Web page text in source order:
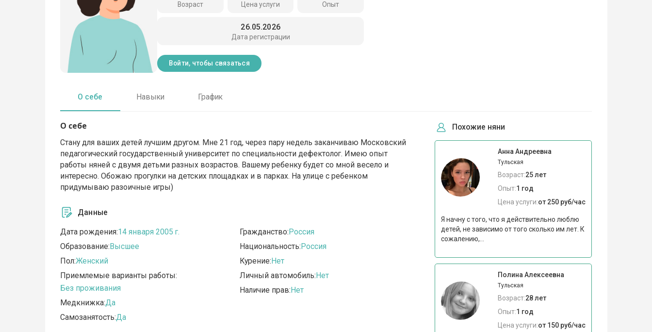
Возраст Цена услуги Опыт
Дата регистрации
26.05.2026
Войти, чтобы связаться
О себе Навыки График
О себе
Стану для ваших детей лучшим другом. Мне 21 год, через пару недель заканчиваю Московский
педагогический государственный университет по специальности дефектолог. Имею опыт
работы няней с двумя детьми разных возрастов. Вашему ребенку будет со мной весело и
интересно. Обожаю прогулки на детских площадках и в парках. На улице с ребенком
придумываю разоичные игры)
Данные
Дата рождения:14 января 2005 г.
Образование:Высшее
Пол:Женский
Приемлемые варианты работы:
Без проживания
Медкнижка:Да
Самозанятость:Да
Гражданство:Россия
Национальность:Россия
Курение:Нет
Личный автомобиль:Нет
Наличие прав:Нет
Похожие няни
Анна Андреевна
Тульская
Возраст:25 лет
Опыт:1 год
Цена услуги:от 250 руб/час
Я начну с того, что я действительно люблю
детей, не зависимо от того сколько им лет. К
сожалению,...
Полина Алексеевна
Тульская
Возраст:28 лет
Опыт:1 год
Цена услуги:от 150 руб/час